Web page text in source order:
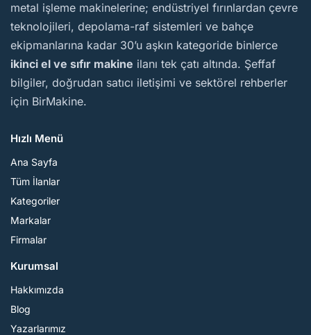
metal işleme makinelerine; endüstriyel fırınlardan çevre
teknolojileri, depolama-raf sistemleri ve bahçe
ekipmanlarına kadar 30’u aşkın kategoride binlerce
ikinci el ve sıfır makine ilanı tek çatı altında. Şeffaf
bilgiler, doğrudan satıcı iletişimi ve sektörel rehberler
için BirMakine.
Hızlı Menü
Ana Sayfa
Tüm İlanlar
Kategoriler
Markalar
Firmalar
Kurumsal
Hakkımızda
Blog
Yazarlarımız